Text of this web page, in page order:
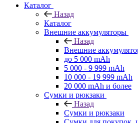
Каталог
Назад
Каталог
Внешние аккумуляторы
Назад
Внешние
до 5 000 mAh
5 000 - 9 999 mAh
10 000 - 19 999 mAh
20 000 mAh и более
Сумки и рюкзаки
Назад
Сумки и рюкзаки